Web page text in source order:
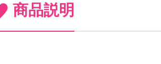
商品説明